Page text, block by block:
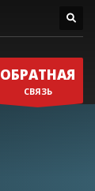
ОБРАТНАЯ
СВЯЗЬ